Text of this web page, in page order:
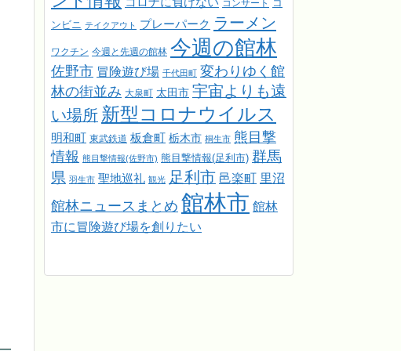
コロナに負けない コンサート
コ
ンビニ テイクアウト プレーパーク ラーメン
ワクチン 今週と先週の館林 今週の館林
佐野市 冒険遊び場 千代田町
変わりゆく館
林の街並み 大泉町 太田市 宇宙よりも遠
い場所 新型コロナウイルス
明和町 東武鉄道 板倉町 栃木市 桐生市 熊目撃
情報 熊目撃情報(佐野市) 熊目撃情報(足利市) 群馬
県 羽生市 聖地巡礼 観光 足利市 邑楽町 里沼
館林ニュースまとめ 館林市 館林
市に冒険遊び場を創りたい